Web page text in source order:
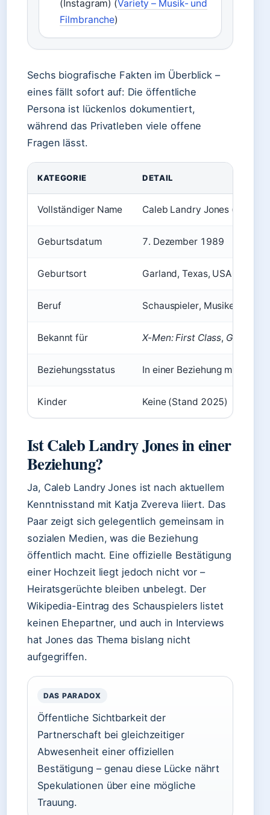
(Instagram) (Variety – Musik- und
Filmbranche)
Sechs biografische Fakten im Überblick –
eines fällt sofort auf: Die öffentliche
Persona ist lückenlos dokumentiert,
während das Privatleben viele offene
Fragen lässt.
KATEGORIE DETAIL
Vollständiger Name Caleb Landry Jones
Geburtsdatum 7. Dezember 1989
Geburtsort Garland, Texas, USA
Beruf Schauspieler, Musiker
Bekannt für X-Men: First Class, Get Out
Beziehungsstatus In einer Beziehung mit Katja
Kinder Keine (Stand 2025)
Ist Caleb Landry Jones in einer
Beziehung?
Ja, Caleb Landry Jones ist nach aktuellem
Kenntnisstand mit Katja Zvereva liiert. Das
Paar zeigt sich gelegentlich gemeinsam in
sozialen Medien, was die Beziehung
öffentlich macht. Eine offizielle Bestätigung
einer Hochzeit liegt jedoch nicht vor –
Heiratsgerüchte bleiben unbelegt. Der
Wikipedia-Eintrag des Schauspielers listet
keinen Ehepartner, und auch in Interviews
hat Jones das Thema bislang nicht
aufgegriffen.
DAS PARADOX
Öffentliche Sichtbarkeit der
Partnerschaft bei gleichzeitiger
Abwesenheit einer offiziellen
Bestätigung – genau diese Lücke nährt
Spekulationen über eine mögliche
Trauung.